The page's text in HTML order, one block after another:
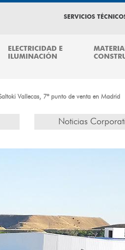
SERVICIOS
ELECTRICIDAD E
ILUMINACIÓN
Vallecas, 7º punto de venta en Madrid
Noticias